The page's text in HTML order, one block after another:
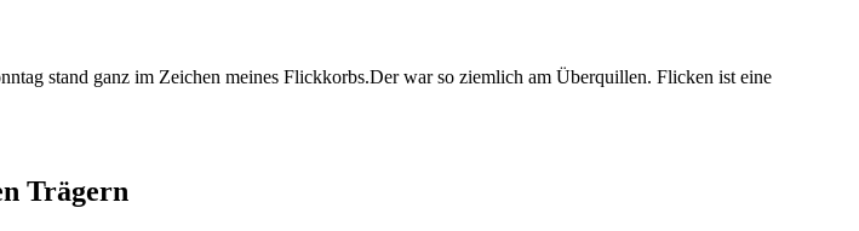
Trägern